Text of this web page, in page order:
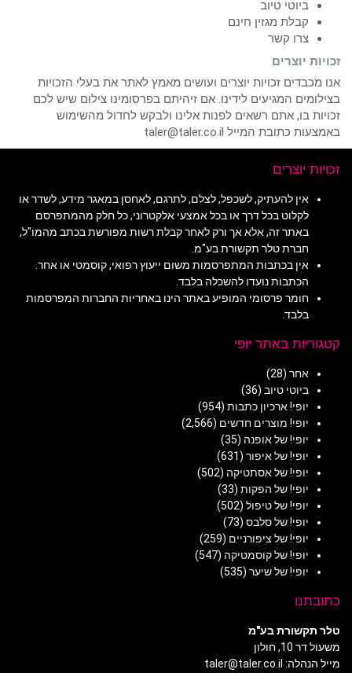
ביוטי טיוב
קבלת מגזין חינם
צרו קשר
זכויות יוצרים
אנו מכבדים זכויות יוצרים ועושים מאמץ לאתר את בעלי הזכויות
בצילומים המגיעים לידינו. אם זיהיתם בפרסומינו צילום שיש לכם
זכויות בו, אתם רשאים לפנות אלינו ולבקש לחדול מהשימוש
באמצעות כתובת המייל taler@taler.co.il
זכויות יוצרים
אין להעתיק, לשכפל, לצלם, לתרגם, לאחסן במאגר מידע, לשדר או
לקלוט בכל דרך או בכל אמצעי אלקטרוני, כל חלק מהמתפרסם
באתר זה, אלא אך ורק לאחר קבלת רשות מפורשת בכתב מהמו"ל,
חברת טלר תקשורת בע"מ.
אין בכתבות המתפרסמות משום ייעוץ רפואי, קוסמטי או אחר.
הכתבות נועדו להשכלה בלבד.
חומר פרסומי המופיע באתר הינו באחריות החברות המפרסמות
בלבד.
קטגוריות באתר יופי
אחר (28)
ביוטי טיוב (36)
יופי! ארכיון כתבות (954)
יופי! מוצרים חדשים (2,566)
יופי! של אופנה (35)
יופי! של איפור (631)
יופי! של אסתטיקה (502)
יופי! של הפקות (33)
יופי! של טיפול (502)
יופי! של סלבס (73)
יופי! של ציפורניים (259)
יופי! של קוסמטיקה (547)
יופי! של שיער (535)
כתובתנו
טלר תקשורת בע"מ
משעול דר 10, חולון
מייל הנהלה: taler@taler.co.il